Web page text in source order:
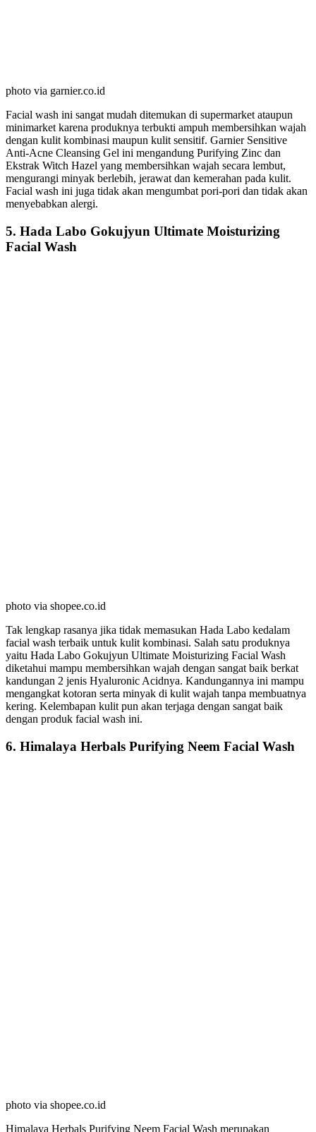
photo via garnier.co.id
Facial wash ini sangat mudah ditemukan di supermarket ataupun
minimarket karena produknya terbukti ampuh membersihkan wajah
dengan kulit kombinasi maupun kulit sensitif. Garnier Sensitive
Anti-Acne Cleansing Gel ini mengandung Purifying Zinc dan
Ekstrak Witch Hazel yang membersihkan wajah secara lembut,
mengurangi minyak berlebih, jerawat dan kemerahan pada kulit.
Facial wash ini juga tidak akan mengumbat pori-pori dan tidak akan
menyebabkan alergi.
5. Hada Labo Gokujyun Ultimate Moisturizing
Facial Wash
photo via shopee.co.id
Tak lengkap rasanya jika tidak memasukan Hada Labo kedalam
facial wash terbaik untuk kulit kombinasi. Salah satu produknya
yaitu Hada Labo Gokujyun Ultimate Moisturizing Facial Wash
diketahui mampu membersihkan wajah dengan sangat baik berkat
kandungan 2 jenis Hyaluronic Acidnya. Kandungannya ini mampu
mengangkat kotoran serta minyak di kulit wajah tanpa membuatnya
kering. Kelembapan kulit pun akan terjaga dengan sangat baik
dengan produk facial wash ini.
6. Himalaya Herbals Purifying Neem Facial Wash
photo via shopee.co.id
Himalaya Herbals Purifying Neem Facial Wash merupakan